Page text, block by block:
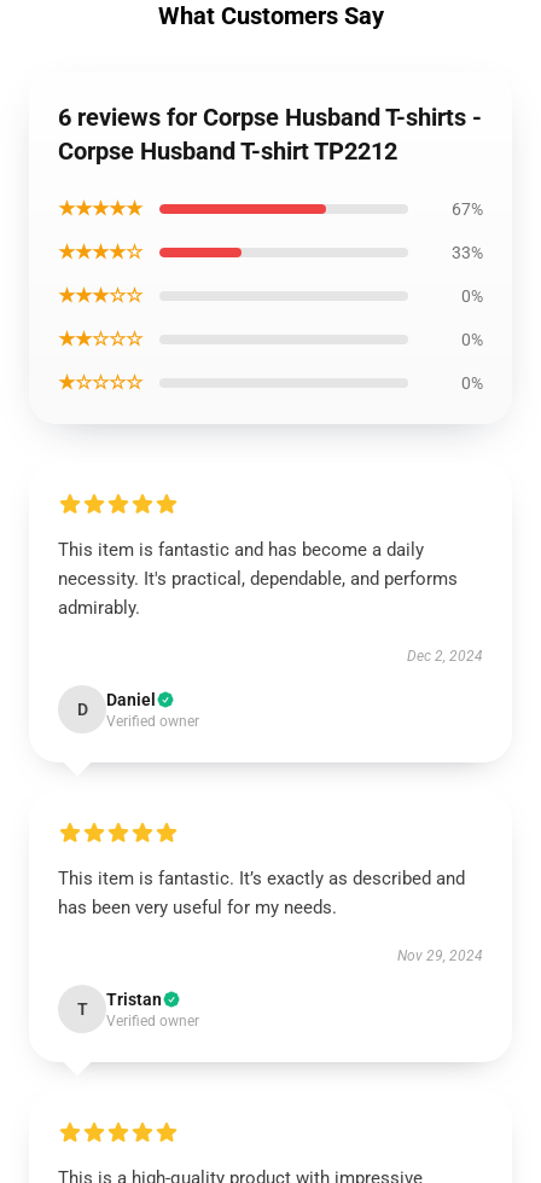
What Customers Say
6 reviews for Corpse Husband T-shirts -
Corpse Husband T-shirt TP2212
★★★★★ 67%
★★★★☆ 33%
★★★☆☆ 0%
★★☆☆☆ 0%
★☆☆☆☆ 0%
This item is fantastic and has become a daily
necessity. It's practical, dependable, and performs
admirably.
Dec 2, 2024
D Daniel
Verified owner
This item is fantastic. It’s exactly as described and
has been very useful for my needs.
Nov 29, 2024
T Tristan
Verified owner
This is a high-quality product with impressive